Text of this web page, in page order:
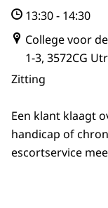
13:30- 14:30
College voor
1-3, 3572CG
Zitting
Een klant klaagt
handicap of
escortservice